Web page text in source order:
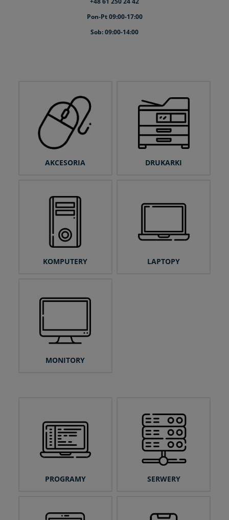
Pon-Pt 09:00-17:00
Sob: 09:00-14:00
AKCESORIA DRUKARKI
KOMPUTERY LAPTOPY
MONITORY
PROGRAMY SERWERY